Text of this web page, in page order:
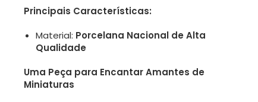
Principais Características:
Material: Porcelana Nacional de Alta
Qualidade
Uma Peça para Encantar Amantes de
Miniaturas